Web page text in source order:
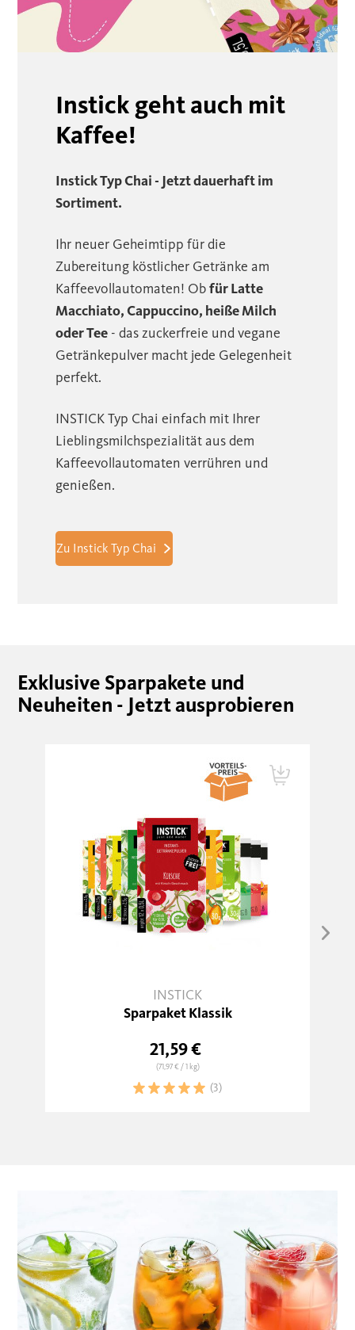
Instick geht auch mit
Kaffee!
Instick Typ Chai - Jetzt dauerhaft im
Sortiment.
Ihr neuer Geheimtipp für die
Zubereitung köstlicher Getränke am
Kaffeevollautomaten! Obfür Latte
Macchiato, Cappuccino, heiße Milch
oder Tee - das zuckerfreie und vegane
Getränkepulver macht jede Gelegenheit
perfekt.
INSTICK Typ Chai einfach mit Ihrer
Lieblingsmilchspezialität aus dem
Kaffeevollautomaten verrühren und
genießen.
Zu Instick Typ Chai
Exklusive Sparpakete und
Neuheiten - Jetzt ausprobieren
INSTICK
Sparpaket Klassik
21,59 €
(71,97 €/ 1 kg)
(3)